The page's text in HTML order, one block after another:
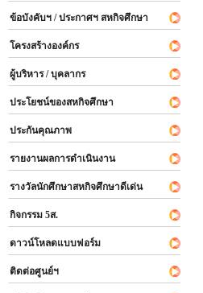
ข้อบังคับฯ / ประกาศฯ สหกิจศึกษา
โครงสร้างองค์กร
ผู้บริหาร / บุคลากร
ประโยชน์ของสหกิจศึกษา
ประกันคุณภาพ
รายงานผลการดำเนินงาน
รางวัลนักศึกษาสหกิจศึกษาดีเด่น
กิจกรรม 5ส.
ดาวน์โหลดแบบฟอร์ม
ติดต่อศูนย์ฯ